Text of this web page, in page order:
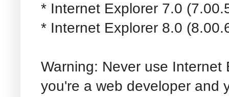
* Internet Explorer 7.0
* Internet Explorer 8.0
Warning: Never use Internet
you're a web developer and